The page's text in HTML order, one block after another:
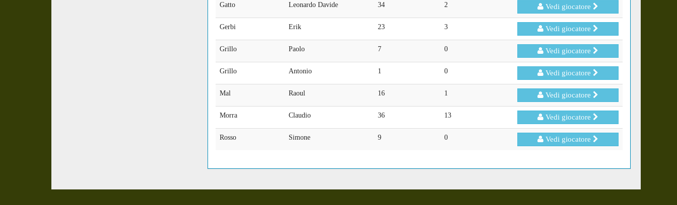
Gatto Leonardo Davide 34 2 Vedi giocatore
Gerbi Erik 23 3 Vedi giocatore
Grillo Paolo 7 0 Vedi giocatore
Grillo Antonio 1 0 Vedi giocatore
Mal Raoul 16 1 Vedi giocatore
Morra Claudio 36 13 Vedi giocatore
Rosso Simone 9 0 Vedi giocatore